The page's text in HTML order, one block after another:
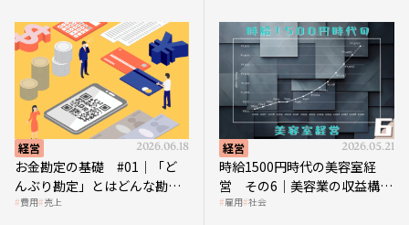
経営 2026.06.18
お金勘定の基礎 #01｜「ど
んぶり勘定」とはどんな勘
定？
費用 売上
経営 2026.05.21
時給1500円時代の美容室経
営 その6｜美容業の収益構造
を改革する「多次元化」
雇用 社会